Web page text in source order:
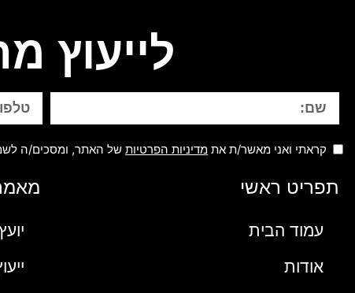
לייעוץ
קראתי ואני מאשר/ת את מדיניות הפרטיות של האתר, ומסכים/ה
תפריט ראשי
עמוד הבית
אודות